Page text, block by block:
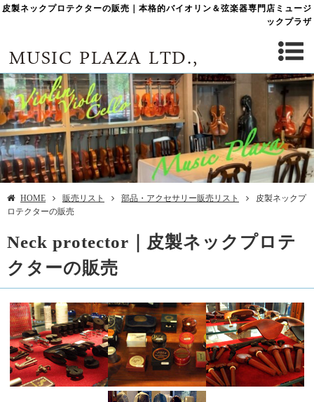
皮製ネックプロテクターの販売｜本格的バイオリン＆弦楽器専門店ミュージ
ックプラザ
HOME 販売リスト 部品・アクセサリー販売リスト
皮製ネックプ
ロテクターの販売
Neck protector｜皮製ネックプロテ
クターの販売